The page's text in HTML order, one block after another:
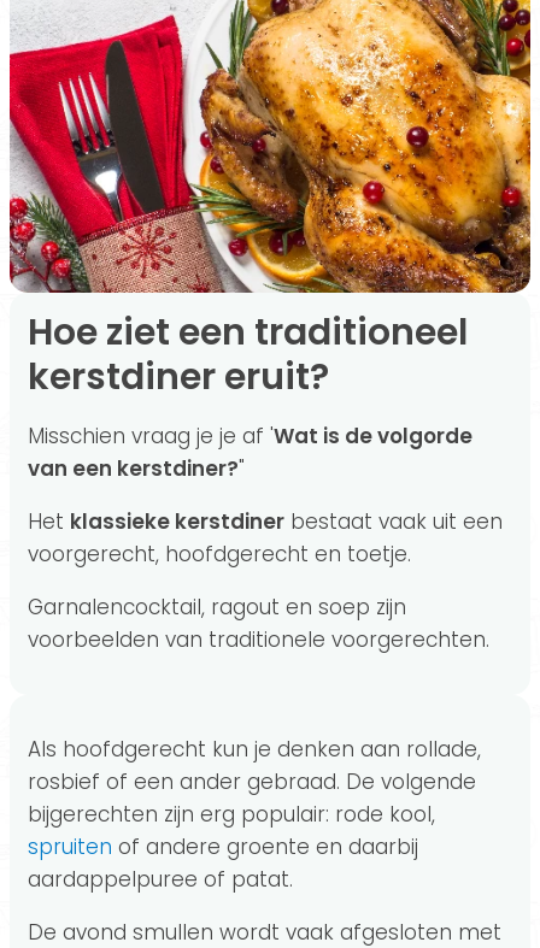
Zo ziet een verantwoord kerstdiner eruit
De vergelijking
Kun je aankomen van de kerstdagen?
Met deze 8 tips maak je je kerstmaaltijd gezonder
Conclusie
Hoe ziet een traditioneel
kerstdiner eruit?
Misschien vraag je je af 'Wat is de volgorde
van een kerstdiner?"
Het klassieke kerstdiner bestaat vaak uit een
voorgerecht, hoofdgerecht en toetje.
Garnalencocktail, ragout en soep zijn
voorbeelden van traditionele voorgerechten.
Als hoofdgerecht kun je denken aan rollade,
rosbief of een ander gebraad. De volgende
bijgerechten zijn erg populair: rode kool,
spruiten of andere groente en daarbij
aardappelpuree of patat.
De avond smullen wordt vaak afgesloten met